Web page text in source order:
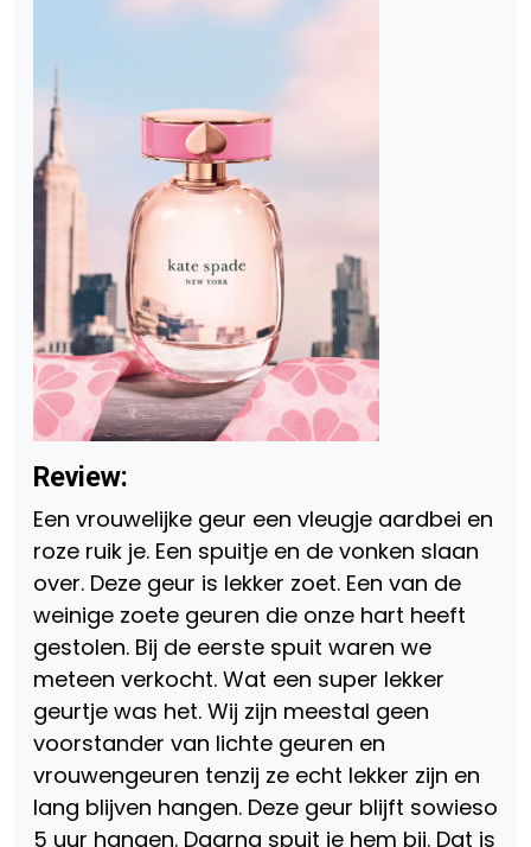
Review:
Een vrouwelijke geur een vleugje aardbei en
roze ruik je. Een spuitje en de vonken slaan
over. Deze geur is lekker zoet. Een van de
weinige zoete geuren die onze hart heeft
gestolen. Bij de eerste spuit waren we
meteen verkocht. Wat een super lekker
geurtje was het. Wij zijn meestal geen
voorstander van lichte geuren en
vrouwengeuren tenzij ze echt lekker zijn en
lang blijven hangen. Deze geur blijft sowieso
5 uur hangen. Daarna spuit je hem bij. Dat is